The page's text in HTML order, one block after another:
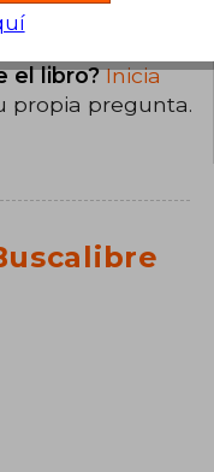
el libro?Inicia
propia pregunta.